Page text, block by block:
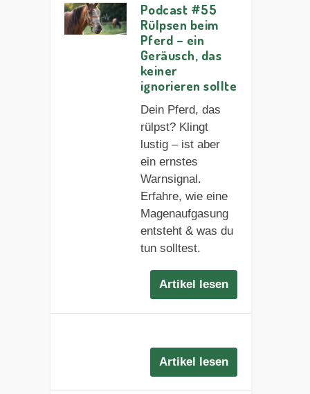
Podcast #55
Rülpsen beim
Pferd – ein
Geräusch, das
keiner
ignorieren sollte
Dein Pferd, das
rülpst? Klingt
lustig – ist aber
ein ernstes
Warnsignal.
Erfahre, wie eine
Magenaufgasung
entsteht & was du
tun solltest.
Artikel lesen
Artikel lesen